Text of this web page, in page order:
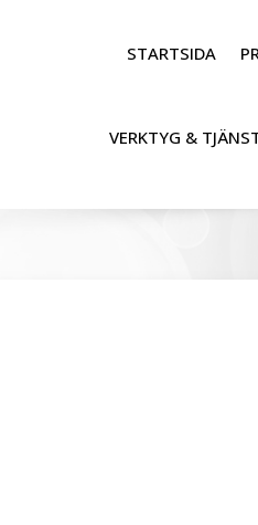
STARTSIDA
VERKTYG &